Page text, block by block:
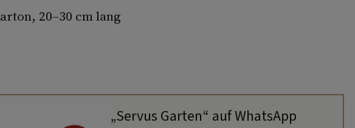
20–30 cm lang
„Servus Garten“ auf WhatsApp